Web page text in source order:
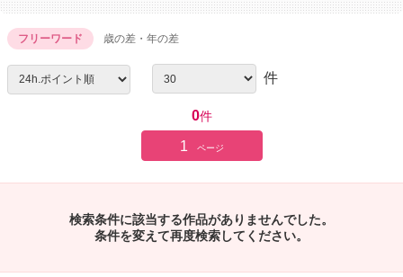
フリーワード 歳の差・年の差
件
0件
1 ページ
検索条件に該当する作品がありませんでした。
条件を変えて再度検索してください。